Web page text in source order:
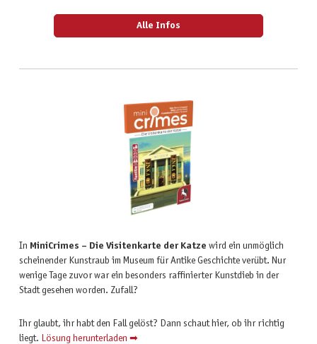
Alle Infos
In MiniCrimes – Die Visitenkarte der Katze wird ein unmöglich
scheinender Kunstraub im Museum für Antike Geschichte verübt. Nur
wenige Tage zuvor war ein besonders raffinierter Kunstdieb in der
Stadt gesehen worden. Zufall?
Ihr glaubt, ihr habt den Fall gelöst? Dann schaut hier, ob ihr richtig
liegt. Lösung herunterladen ➡